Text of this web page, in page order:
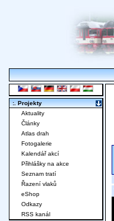
:. Projekty
Aktuality
Články
Atlas drah
Fotogalerie
Kalendář akcí
Přihlášky na akce
Seznam tratí
Řazení vlaků
eShop
Odkazy
RSS kanál